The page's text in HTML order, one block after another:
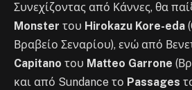
Συνεχίζοντας από Κάννες, θα
Monster του Hirokazu Kore-eda
Βραβείο Σεναρίου), ενώ από
Capitano του Matteo Garrone
και από Sundance το Passages